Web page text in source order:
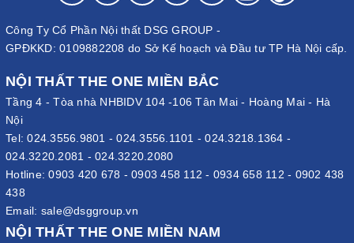
Công Ty Cổ Phần Nội thất DSG GROUP -
GPĐKKD: 0109882208 do Sở Kế hoạch và Đầu tư TP Hà Nội cấp.
NỘI THẤT THE ONE MIỀN BẮC
Tầng 4 - Tòa nhà NHBIDV 104 -106 Tân Mai - Hoàng Mai - Hà
Nội
Tel:024.3556.9801 -024.3556.1101 -024.3218.1364 -
024.3220.2081 - 024.3220.2080
Hotline:0903 420 678 - 0903 458 112 - 0934 658 112 - 0902 438
438
Email: sale@dsggroup.vn
NỘI THẤT THE ONE MIỀN NAM